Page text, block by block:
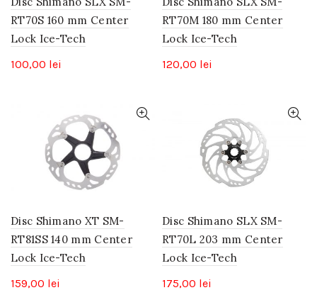
RT70S 160 mm Center
Lock Ice-Tech
100,00 lei
RT70M 180 mm Center
Lock Ice-Tech
120,00 lei
Disc Shimano XT SM-
RT81SS 140 mm Center
Lock Ice-Tech
159,00 lei
Disc Shimano SLX SM-
RT70L 203 mm Center
Lock Ice-Tech
175,00 lei